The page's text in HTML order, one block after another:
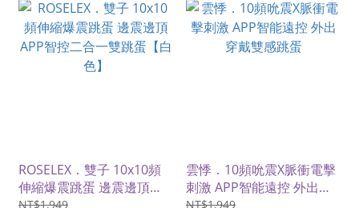
ROSELEX．雙子 10x10頻
伸縮爆震跳蛋 邊震邊頂
NT$1,949
雲悸．10頻吮震X脈衝電擊
刺激 APP智能遠控 外出穿
NT$1,949